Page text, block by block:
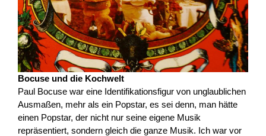
Bocuse und die Kochwelt
Paul Bocuse war eine Identifikationsfigur von unglaublichen
Ausmaßen, mehr als ein Popstar, es sei denn, man hätte
einen Popstar, der nicht nur seine eigene Musik
repräsentiert, sondern gleich die ganze Musik. Ich war vor